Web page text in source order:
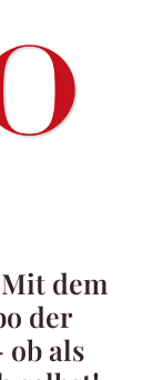
dem
der
ob als